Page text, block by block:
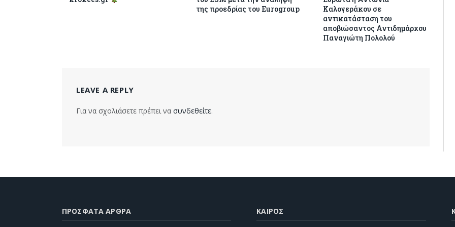
της προεδρίας του Eurogroup
Καλογεράκου σε
αντικατάσταση του
αποβιώσαντος Αντιδημάρχου
Παναγιώτη Πολολού
LEAVE A REPLY
Για να σχολιάσετε πρέπει να συνδεθείτε.
ΠΡΌΣΦΑΤΑ ΆΡΘΡΑ ΚΑΙΡΌΣ